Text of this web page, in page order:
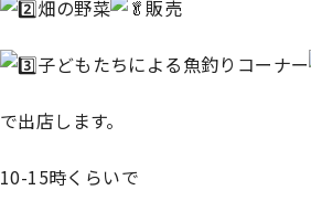
畑の野菜 販売
子どもたちによる魚釣りコーナー
で出店します。
10-15時くらいで